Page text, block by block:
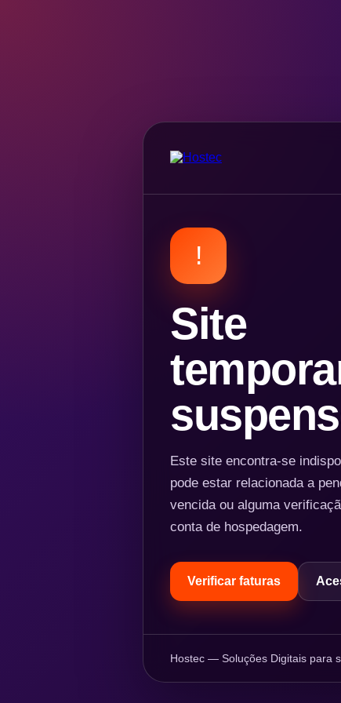
!
Site
Este site encontra-se
pode estar relacionada a
vencida ou alguma
conta de hospedagem.
Verificar faturas
Hostec — Soluções Digitais para